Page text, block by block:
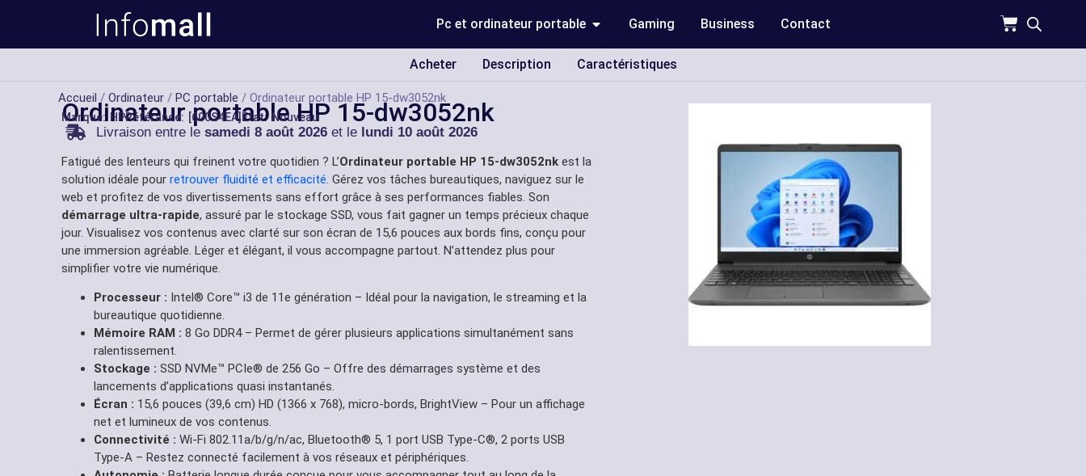
Pc et ordinateur portable Gaming Business Contact
Acheter Description Caractéristiques
Accueil / Ordinateur / PC portable / Ordinateur portable HP 15-dw3052nk
Ordinateur portable HP 15-dw3052nk
Marque: HPRéférance: [600S4EA]État: Nouveau
Livraison entre lesamedi 8 août 2026 et le lundi 10 août 2026
Fatigué des lenteurs qui freinent votre quotidien ? L’Ordinateur portable HP 15-dw3052nk est la
solution idéale pour retrouver fluidité et efficacité. Gérez vos tâches bureautiques, naviguez sur le
web et profitez de vos divertissements sans effort grâce à ses performances fiables. Son
démarrage ultra-rapide, assuré par le stockage SSD, vous fait gagner un temps précieux chaque
jour. Visualisez vos contenus avec clarté sur son écran de 15,6 pouces aux bords fins, conçu pour
une immersion agréable. Léger et élégant, il vous accompagne partout. N’attendez plus pour
simplifier votre vie numérique.
Processeur : Intel® Core™ i3 de 11e génération – Idéal pour la navigation, le streaming et la
bureautique quotidienne.
Mémoire RAM : 8 Go DDR4 – Permet de gérer plusieurs applications simultanément sans
ralentissement.
Stockage : SSD NVMe™ PCIe® de 256 Go – Offre des démarrages système et des
lancements d’applications quasi instantanés.
Écran : 15,6 pouces (39,6 cm) HD (1366 x 768), micro-bords, BrightView – Pour un affichage
net et lumineux de vos contenus.
Connectivité : Wi-Fi 802.11a/b/g/n/ac, Bluetooth® 5, 1 port USB Type-C®, 2 ports USB
Type-A – Restez connecté facilement à vos réseaux et périphériques.